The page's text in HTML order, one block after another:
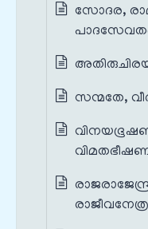
സോദര,
സന്മതേ,
രാജീവനേത്ര